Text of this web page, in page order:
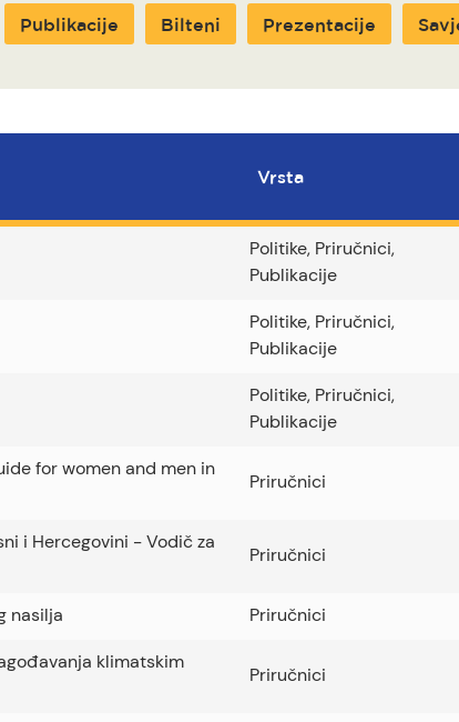
Publikacije Bilteni Prezentacije
Vrsta
Politike, Priručnici,
Publikacije
Politike, Priručnici,
Publikacije
Politike, Priručnici,
Publikacije
for women and men in
Priručnici
i Hercegovini - Vodič za
Priručnici
nasilja Priručnici
klimatskim
Priručnici